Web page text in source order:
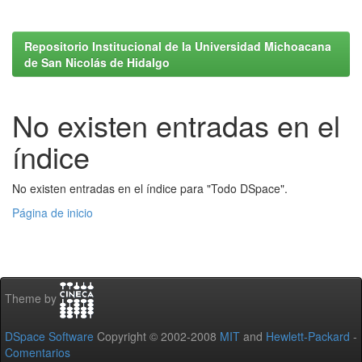
Repositorio Institucional de la Universidad Michoacana
de San Nicolás de Hidalgo
No existen entradas en el
índice
No existen entradas en el índice para "Todo DSpace".
Página de inicio
Theme by
DSpace Software Copyright © 2002-2008 MIT and Hewlett-Packard -
Comentarios